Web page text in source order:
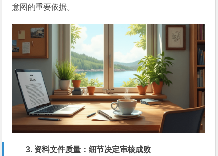
意图的重要依据。
3. 资料文件质量：细节决定审核成败